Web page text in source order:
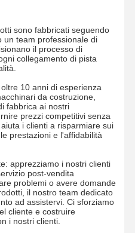
sono fabbricati seguendo
un team professionale di
il processo di
collegamento di pista
10 anni di esperienza
da costruzione,
fabbrica ai nostri
prezzi competitivi senza
i clienti a risparmiare sui
prestazioni e l'affidabilità
apprezziamo i nostri clienti
post-vendita
problemi o avere domande
il nostro team dedicato
ad assistervi. Ci sforziamo
cliente e costruire
i nostri clienti.